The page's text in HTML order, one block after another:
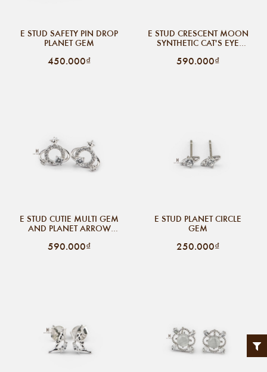
E STUD SAFETY PIN DROP
PLANET GEM
450.000₫
E STUD CRESCENT MOON
SYNTHETIC CAT'S EYE
590.000₫
E STUD CUTIE MULTI GEM
AND PLANET ARROW
590.000₫
E STUD PLANET CIRCLE
GEM
250.000₫